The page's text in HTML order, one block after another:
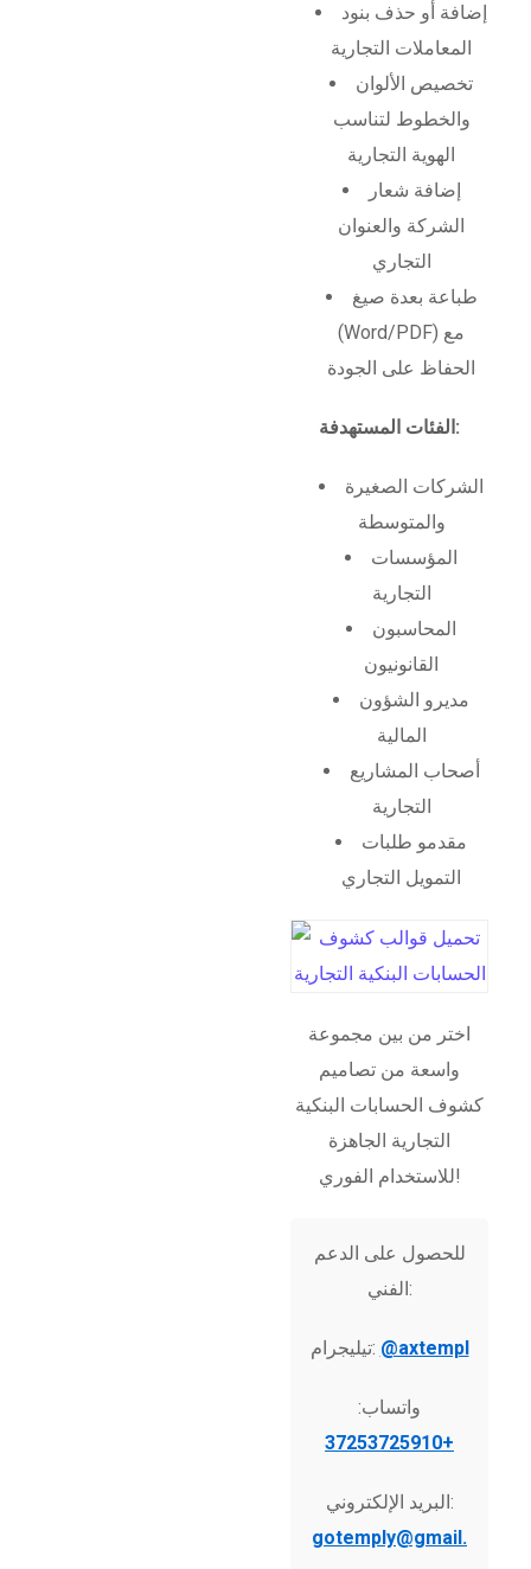
إضافة أو حذف بنود
المعاملات التجارية
تخصيص الألوان
والخطوط لتناسب
الهوية التجارية
إضافة شعار
الشركة والعنوان
التجاري
طباعة بعدة صيغ
(Word/PDF) مع
الحفاظ على الجودة
الفئات المستهدفة:
الشركات الصغيرة
والمتوسطة
المؤسسات
التجارية
المحاسبون
القانونيون
مديرو الشؤون
المالية
أصحاب المشاريع
التجارية
مقدمو طلبات
التمويل التجاري
اختر من بين مجموعة
واسعة من تصاميم
كشوف الحسابات البنكية
التجارية الجاهزة
للاستخدام الفوري!
للحصول على الدعم
الفني:
تيليجرام: @axtempl
واتساب:
+37253725910
البريد الإلكتروني:
gotemply@gmail.